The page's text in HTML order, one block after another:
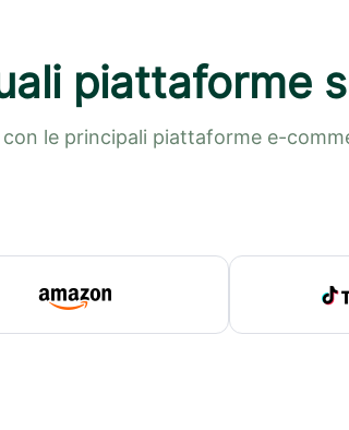
piattaforme
le principali piattaforme e-